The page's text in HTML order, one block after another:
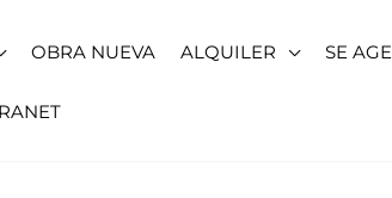
OBRA NUEVA ALQUILER SE